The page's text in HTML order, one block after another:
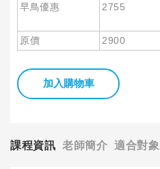
早鳥優惠 2755
原價
2900
加入購物車
課程資訊 老師簡介 適合對象